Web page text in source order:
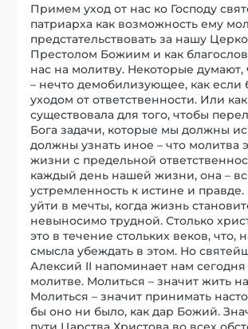
Примем уход от нас ко Господу
патриарха как возможность ему
предстательствовать за нашу
Престолом Божиим и как
нас на молитву. Некоторые думают,
– нечто демобилизующее, как если
уходом от ответственности. Или
существовала для того, чтобы
Бога задачи, которые мы должны
должны узнать иное – что молитва
жизни с предельной
каждый день нашей жизни, она –
устремленность к истине и правде.
уйти в мечты, когда жизнь
невыносимо трудной. Столько
это в течение стольких веков, что,
смысла убеждать в этом. Но
Алексий II напоминает нам сегодня
молитве. Молиться – значит жить
Молиться – значит принимать
бы оно ни было, как дар Божий.